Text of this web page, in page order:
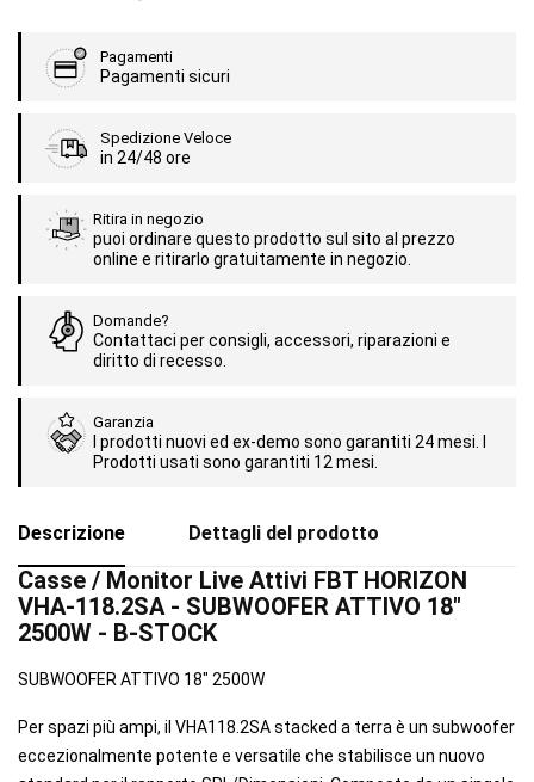
Pagamenti
Pagamenti sicuri
Spedizione Veloce
in 24/48 ore
Ritira in negozio
puoi ordinare questo prodotto sul sito al prezzo
online e ritirarlo gratuitamente in negozio.
Domande?
Contattaci per consigli, accessori, riparazioni e
diritto di recesso.
Garanzia
I prodotti nuovi ed ex-demo sono garantiti 24 mesi. I
Prodotti usati sono garantiti 12 mesi.
Descrizione Dettagli del prodotto
Casse / Monitor Live Attivi FBT HORIZON
VHA-118.2SA - SUBWOOFER ATTIVO 18"
2500W - B-STOCK
SUBWOOFER ATTIVO 18" 2500W
Per spazi più ampi, il VHA118.2SA stacked a terra è un subwoofer
eccezionalmente potente e versatile che stabilisce un nuovo